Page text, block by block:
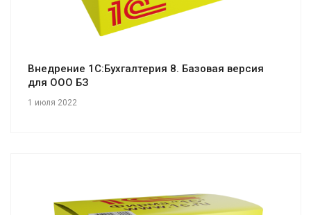
Внедрение 1С:Бухгалтерия 8. Базовая версия
для ООО БЗ
1 июля 2022